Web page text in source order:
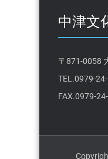
中津文
〒871-0058
TEL.0979-
FAX.0979-